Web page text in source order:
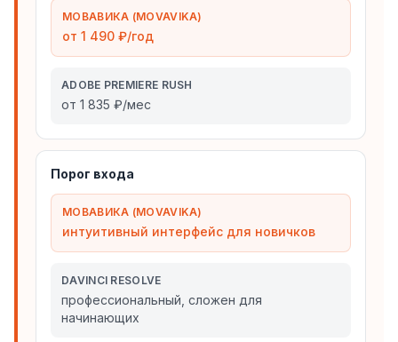
МОВАВИКА (MOVAVIKA)
от 1 490 ₽/год
ADOBE PREMIERE RUSH
от 1 835 ₽/мес
Порог входа
МОВАВИКА (MOVAVIKA)
интуитивный интерфейс для новичков
DAVINCI RESOLVE
профессиональный, сложен для
начинающих